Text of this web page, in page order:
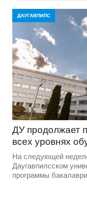
ДАУГАВПИЛС
ДУ продолжает
всех уровнях
На следующей
Даугавпилсском
программы